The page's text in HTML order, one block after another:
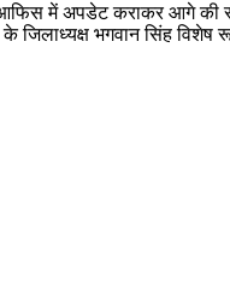
में अपडेट कराकर आगे की
जिलाध्यक्ष भगवान सिंह विशेष